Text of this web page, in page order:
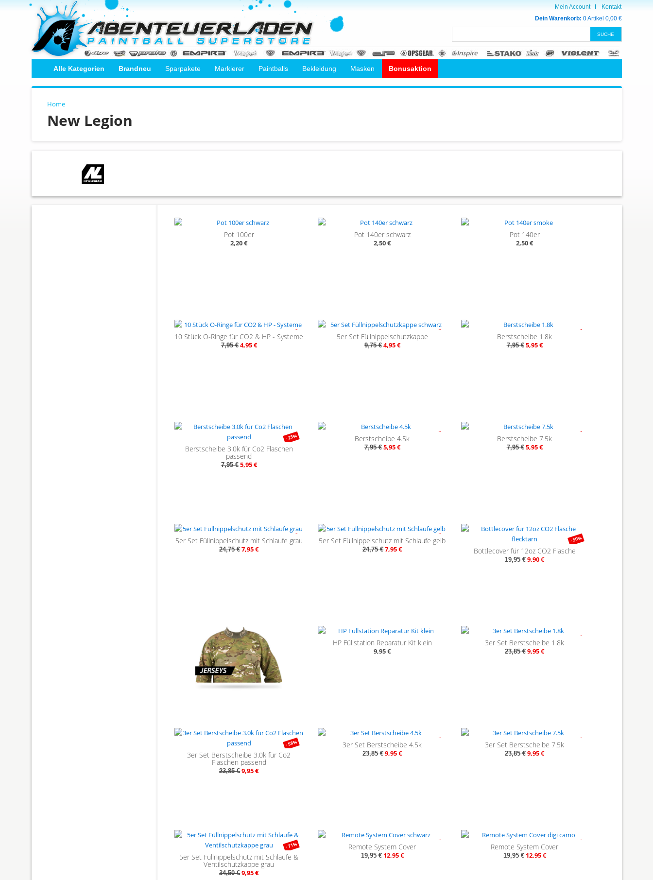
Mein Account
Kontakt
Dein Warenkorb: 0 Artikel 0,00 €
Alle Kategorien Brandneu Sparpakete Markierer Paintballs Bekleidung Masken Bonusaktion
Home
New Legion
Pot 100er
2,20 €
Pot 140er schwarz
2,50 €
Pot 140er
2,50 €
- 38%
10 Stück O-Ringe für CO2 & HP - Systeme
7,95 €4,95 €
5er Set Füllnippelschutzkappe
9,75 €4,95 €
Berstscheibe 1.8k
7,95 €5,95 €
- 25%
Berstscheibe 3.0k für Co2 Flaschen
passend
7,95 €5,95 €
Berstscheibe 4.5k
7,95 €5,95 €
Berstscheibe 7.5k
7,95 €5,95 €
- 68%
5er Set Füllnippelschutz mit Schlaufe grau
24,75 €7,95 €
- 68%
5er Set Füllnippelschutz mit Schlaufe gelb
24,75 €7,95 €
- 50%
Bottlecover für 12oz CO2 Flasche
19,95 €9,90 €
HP Füllstation Reparatur Kit klein
9,95 €
3er Set Berstscheibe 1.8k
23,85 €9,95 €
- 58%
3er Set Berstscheibe 3.0k für Co2
Flaschen passend
23,85 €9,95 €
3er Set Berstscheibe 4.5k
23,85 €9,95 €
3er Set Berstscheibe 7.5k
23,85 €9,95 €
- 71%
5er Set Füllnippelschutz mit Schlaufe &
Ventilschutzkappe grau
34,50 €9,95 €
Remote System Cover
19,95 €12,95 €
Remote System Cover
19,95 €12,95 €